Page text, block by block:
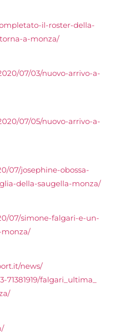
il-roster-della-
torna-a-monza/
07/03/nuovo-arrivo-a-
07/05/nuovo-arrivo-a-
07/josephine-obossa-
della-saugella-monza/
07/simone-falgari-e-un-
monza/
news/
71381919/falgari_ultima_